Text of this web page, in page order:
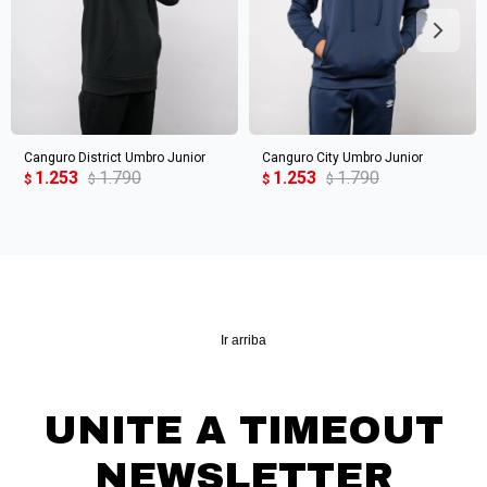
Canguro District Umbro Junior
$ 1.253 $ 1.790
Canguro City Umbro Junior
$ 1.253 $ 1.790
Ir arriba
UNITE A TIMEOUT
NEWSLETTER